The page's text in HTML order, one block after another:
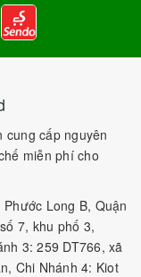
cung cấp nguyên
miễn phí cho
Long B, Quận
7, khu phố 3,
3: 259 DT766, xã
Chi Nhánh 4: Kiot